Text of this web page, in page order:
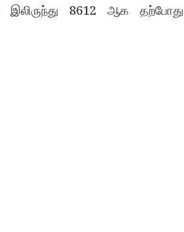
8612 ஆக தற்போது